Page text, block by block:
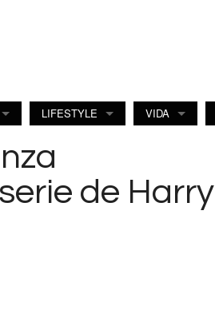
LIFESTYLE VIDA
de Harry